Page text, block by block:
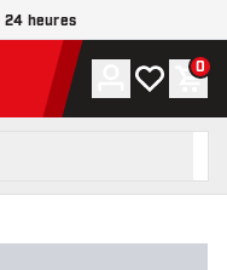
24 heures
Compte
Ma liste0